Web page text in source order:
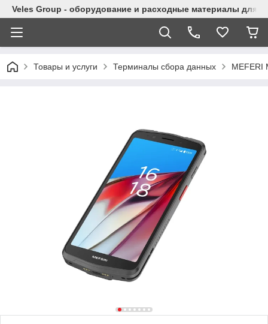
Veles Group - оборудование и расходные материалы для
Товары и услуги Терминалы сбора данных MEFERI